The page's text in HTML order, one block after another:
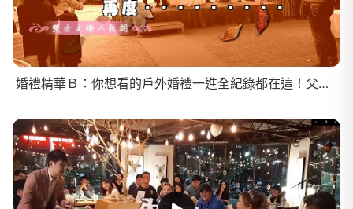
婚禮精華Ｂ：你想看的戶外婚禮一進全紀錄都在這！父母致詞直言要新人快生小孩～新人表情壓力山大 XD